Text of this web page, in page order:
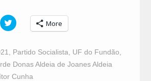
Click
to
Twitter
(Opens
in
new
window)
More
Partido Socialista UF do Fundão
Donas Aldeia de Joanes Aldeia
Cunha